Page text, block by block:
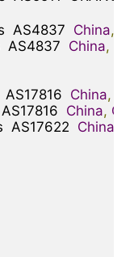
AS4837 China,
AS4837 China,
AS17816 China,
China,
AS17622 China